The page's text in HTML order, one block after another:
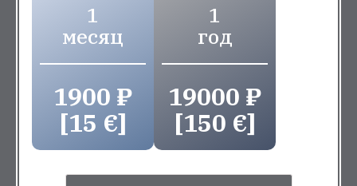
1
месяц
1900 ₽
[15 €]
1
год
19000 ₽
[150 €]